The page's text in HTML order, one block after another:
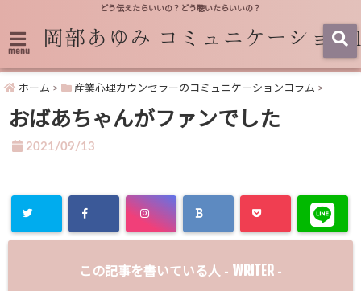
どう伝えたらいいの？どう聴いたらいいの？
menu
ホーム > 産業心理カウンセラーのコミュニケーションコラム >
おばあちゃんがファンでした
2021/09/13
この記事を書いている人 - WRITER -